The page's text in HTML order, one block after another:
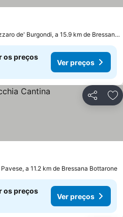
Sannazzaro de' Burgondi, a 15.9 km de Bressana Bottarone
os preços
Ver preços
Partilhar
a 11.2 km de Bressana Bottarone
os preços
Ver preços